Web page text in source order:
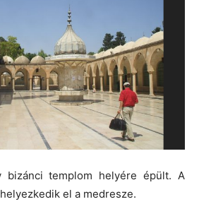
templom helyére épült. A
el a medresze.